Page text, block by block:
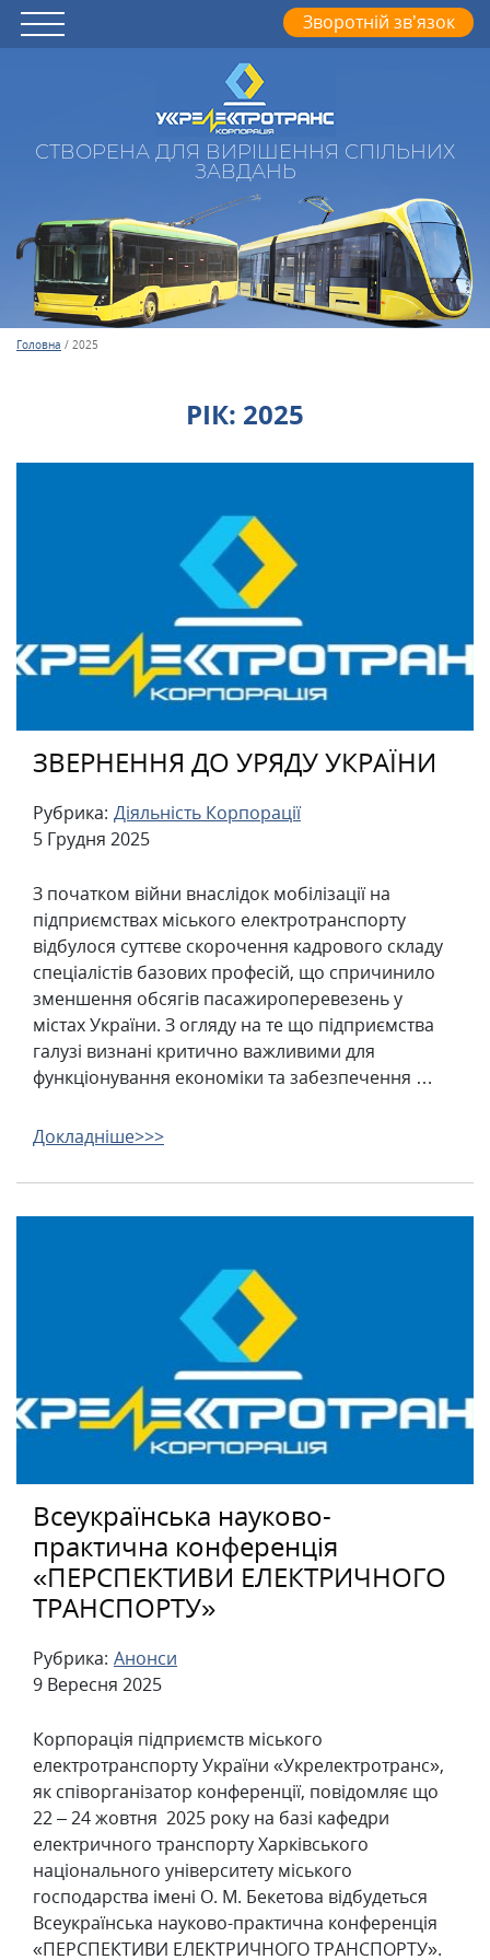
СТВОРЕНА ДЛЯ ВИРІШЕННЯ СПІЛЬНИХ
ЗАВДАНЬ
Зворотній зв’язок
Головна / 2025
РІК: 2025
ЗВЕРНЕННЯ ДО УРЯДУ УКРАЇНИ
Рубрика: Діяльність Корпорації
5 Грудня 2025
З початком війни внаслідок мобілізації на
підприємствах міського електротранспорту
відбулося суттєве скорочення кадрового складу
спеціалістів базових професій, що спричинило
зменшення обсягів пасажироперевезень у
містах України. З огляду на те що підприємства
галузі визнані критично важливими для
функціонування економіки та забезпечення …
Докладніше>>>
Всеукраїнська науково-
практична конференція
«ПЕРСПЕКТИВИ ЕЛЕКТРИЧНОГО
ТРАНСПОРТУ»
Рубрика: Анонси
9 Вересня 2025
Корпорація підприємств міського
електротранспорту України «Укрелектротранс»,
як співорганізатор конференції, повідомляє що
22 – 24 жовтня 2025 року на базі кафедри
електричного транспорту Харківського
національного університету міського
господарства імені О. М. Бекетова відбудеться
Всеукраїнська науково-практична конференція
«ПЕРСПЕКТИВИ ЕЛЕКТРИЧНОГО ТРАНСПОРТУ».